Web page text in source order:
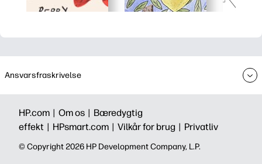
Ansvarsfraskrivelse
HP.com | Om os | Bæredygtig
effekt | HPsmart.com | Vilkår for brug | Privatliv
©️ Copyright 2026 HP Development Company, L.P.